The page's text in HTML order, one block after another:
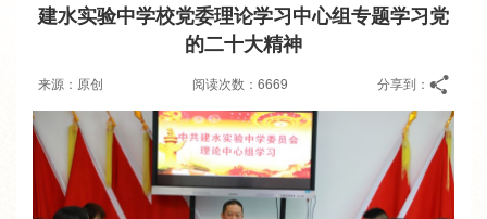
建水实验中学校党委理论学习中心组专题学习党
的二十大精神
来源：原创 阅读次数：6669 分享到：